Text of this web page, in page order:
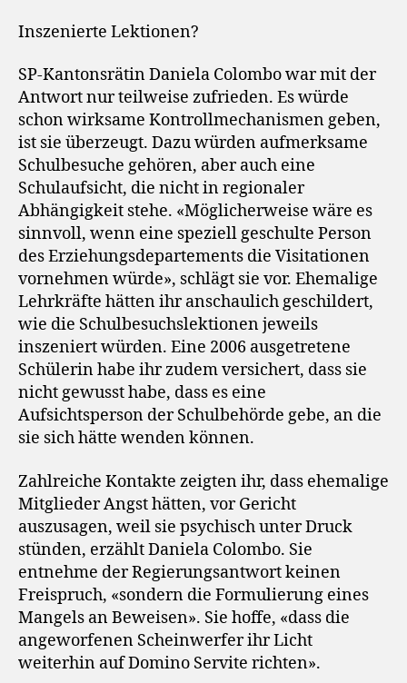
Inszenierte Lektionen?
SP-Kantonsrätin Daniela Colombo war mit der
Antwort nur teilweise zufrieden. Es würde
schon wirksame Kontrollmechanismen geben,
ist sie überzeugt. Dazu würden aufmerksame
Schulbesuche gehören, aber auch eine
Schulaufsicht, die nicht in regionaler
Abhängigkeit stehe. «Möglicherweise wäre es
sinnvoll, wenn eine speziell geschulte Person
des Erziehungsdepartements die Visitationen
vornehmen würde», schlägt sie vor. Ehemalige
Lehrkräfte hätten ihr anschaulich geschildert,
wie die Schulbesuchslektionen jeweils
inszeniert würden. Eine 2006 ausgetretene
Schülerin habe ihr zudem versichert, dass sie
nicht gewusst habe, dass es eine
Aufsichtsperson der Schulbehörde gebe, an die
sie sich hätte wenden können.
Zahlreiche Kontakte zeigten ihr, dass ehemalige
Mitglieder Angst hätten, vor Gericht
auszusagen, weil sie psychisch unter Druck
stünden, erzählt Daniela Colombo. Sie
entnehme der Regierungsantwort keinen
Freispruch, «sondern die Formulierung eines
Mangels an Beweisen». Sie hoffe, «dass die
angeworfenen Scheinwerfer ihr Licht
weiterhin auf Domino Servite richten».